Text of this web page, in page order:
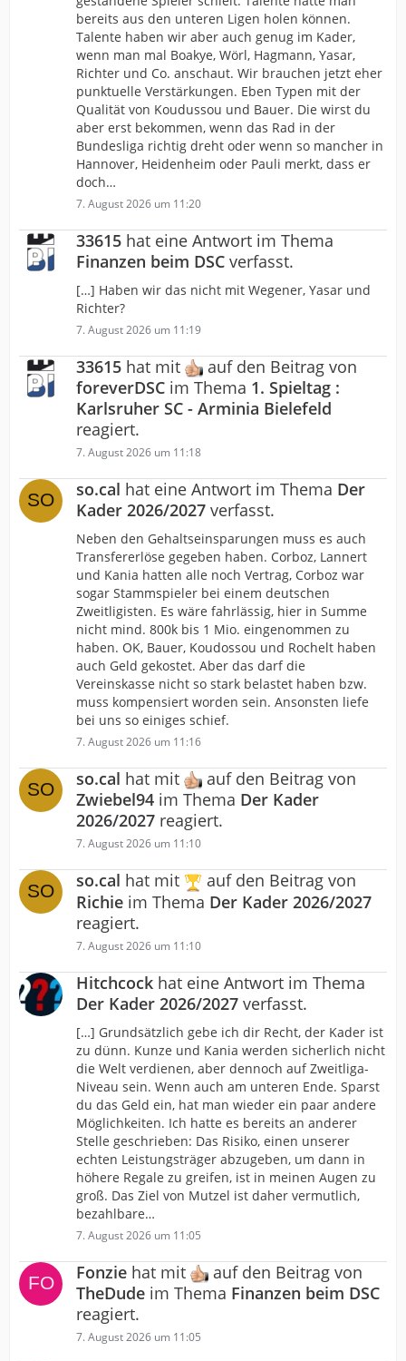
bereits aus den unteren Ligen holen können.
Talente haben wir aber auch genug im Kader,
wenn man mal Boakye, Wörl, Hagmann, Yasar,
Richter und Co. anschaut. Wir brauchen jetzt eher
punktuelle Verstärkungen. Eben Typen mit der
Qualität von Koudussou und Bauer. Die wirst du
aber erst bekommen, wenn das Rad in der
Bundesliga richtig dreht oder wenn so mancher in
Hannover, Heidenheim oder Pauli merkt, dass er
doch…
7. August 2026 um 11:20
33615 hat eine Antwort im Thema
Finanzen beim DSC verfasst.
[…] Haben wir das nicht mit Wegener, Yasar und
Richter?
7. August 2026 um 11:19
33615 hat mit
auf den Beitrag von
foreverDSC im Thema 1. Spieltag :
Karlsruher SC - Arminia Bielefeld
reagiert.
7. August 2026 um 11:18
so.cal hat eine Antwort im Thema Der
Kader 2026/2027 verfasst.
Neben den Gehaltseinsparungen muss es auch
Transfererlöse gegeben haben. Corboz, Lannert
und Kania hatten alle noch Vertrag, Corboz war
sogar Stammspieler bei einem deutschen
Zweitligisten. Es wäre fahrlässig, hier in Summe
nicht mind. 800k bis 1 Mio. eingenommen zu
haben. OK, Bauer, Koudossou und Rochelt haben
auch Geld gekostet. Aber das darf die
Vereinskasse nicht so stark belastet haben bzw.
muss kompensiert worden sein. Ansonsten liefe
bei uns so einiges schief.
7. August 2026 um 11:16
so.cal hat mit
auf den Beitrag von
Zwiebel94 im Thema Der Kader
2026/2027 reagiert.
7. August 2026 um 11:10
so.cal hat mit
auf den Beitrag von
Richie im Thema Der Kader 2026/2027
reagiert.
7. August 2026 um 11:10
Hitchcock hat eine Antwort im Thema
Der Kader 2026/2027 verfasst.
[…] Grundsätzlich gebe ich dir Recht, der Kader ist
zu dünn. Kunze und Kania werden sicherlich nicht
die Welt verdienen, aber dennoch auf Zweitliga-
Niveau sein. Wenn auch am unteren Ende. Sparst
du das Geld ein, hat man wieder ein paar andere
Möglichkeiten. Ich hatte es bereits an anderer
Stelle geschrieben: Das Risiko, einen unserer
echten Leistungsträger abzugeben, um dann in
höhere Regale zu greifen, ist in meinen Augen zu
groß. Das Ziel von Mutzel ist daher vermutlich,
bezahlbare…
7. August 2026 um 11:05
Fonzie hat mit
auf den Beitrag von
TheDude im Thema Finanzen beim DSC
reagiert.
7. August 2026 um 11:05